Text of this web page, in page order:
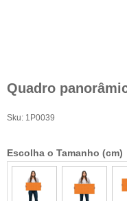
Quadro
Sku: 1P0039
Escolha o Tamanho (cm)